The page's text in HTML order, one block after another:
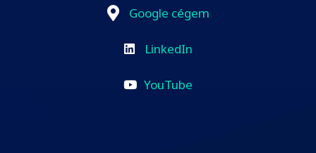
Google cégem
LinkedIn
YouTube